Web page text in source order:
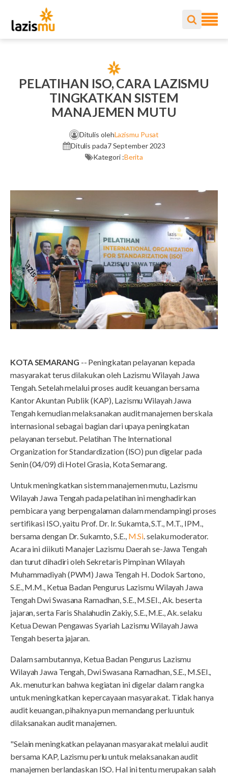
PELATIHAN ISO, CARA LAZISMU
TINGKATKAN SISTEM
MANAJEMEN MUTU
Ditulis olehLazismu Pusat
Ditulis pada7 September 2023
Kategori :Berita
KOTA SEMARANG -- Peningkatan pelayanan kepada
masyarakat terus dilakukan oleh Lazismu Wilayah Jawa
Tengah. Setelah melalui proses audit keuangan bersama
Kantor Akuntan Publik (KAP), Lazismu Wilayah Jawa
Tengah kemudian melaksanakan audit manajemen berskala
internasional sebagai bagian dari upaya peningkatan
pelayanan tersebut. Pelatihan The International
Organization for Standardization (ISO) pun digelar pada
Senin (04/09) di Hotel Grasia, Kota Semarang.
Untuk meningkatkan sistem manajemen mutu, Lazismu
Wilayah Jawa Tengah pada pelatihan ini menghadirkan
pembicara yang berpengalaman dalam mendampingi proses
sertifikasi ISO, yaitu Prof. Dr. Ir. Sukamta, S.T., M.T., IPM.,
bersama dengan Dr. Sukamto, S.E., M.Si. selaku moderator.
Acara ini diikuti Manajer Lazismu Daerah se-Jawa Tengah
dan turut dihadiri oleh Sekretaris Pimpinan Wilayah
Muhammadiyah (PWM) Jawa Tengah H. Dodok Sartono,
S.E., M.M., Ketua Badan Pengurus Lazismu Wilayah Jawa
Tengah Dwi Swasana Ramadhan, S.E., M.SEI., Ak. beserta
jajaran, serta Faris Shalahudin Zakiy, S.E., M.E., Ak. selaku
Ketua Dewan Pengawas Syariah Lazismu Wilayah Jawa
Tengah beserta jajaran.
Dalam sambutannya, Ketua Badan Pengurus Lazismu
Wilayah Jawa Tengah, Dwi Swasana Ramadhan, S.E., M.SEI.,
Ak. menuturkan bahwa kegiatan ini digelar dalam rangka
untuk meningkatkan kepercayaan masyarakat. Tidak hanya
audit keuangan, pihaknya pun memandang perlu untuk
dilaksanakan audit manajemen.
"Selain meningkatkan pelayanan masyarakat melalui audit
bersama KAP, Lazismu perlu untuk melaksanakan audit
manajemen berlandaskan ISO. Hal ini tentu merupakan salah